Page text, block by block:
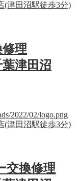
(津田沼駅徒歩3分)
理
葉津田沼
2022/02/logo.png
(津田沼駅徒歩3分)
交換修理